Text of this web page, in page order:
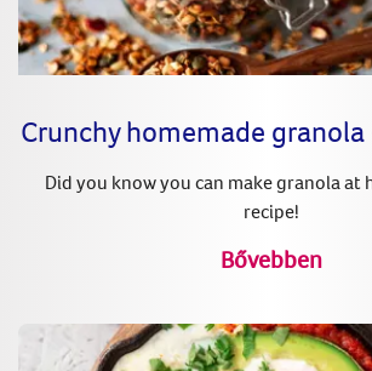
Crunchy homemade
Did you know you can make granola at
recipe!
Bővebben